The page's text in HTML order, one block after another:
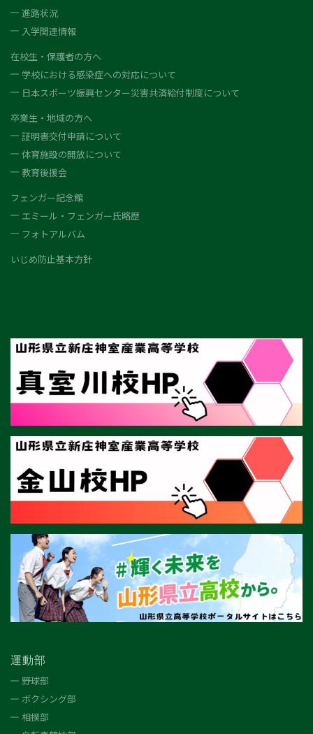
進路状況
入学関連情報
在校生・保護者の方へ
学校における感染症への対応について
日本スポーツ振興センター災害共済給付制度について
卒業生・地域の方へ
証明書交付申請について
体育施設の開放について
教育後援会
フェンガー記念館
エミール・フェンガー氏略歴
フォトアルバム
いじめ防止基本方針
運動部
野球部
ボクシング部
相撲部